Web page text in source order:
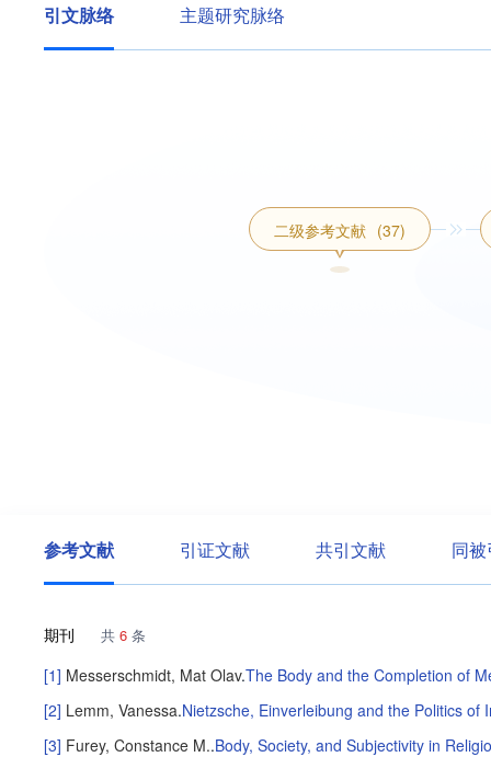
引文脉络 主题研究脉络
二级参考文献 (37)
参考文献 引证文献 共引文献 同
期刊 共 6 条
[1] Messerschmidt, Mat Olav.The Body and the Completion of
[2] Lemm, Vanessa.Nietzsche, Einverleibung and the Politics of
[3] Furey, Constance M..Body, Society, and Subjectivity in